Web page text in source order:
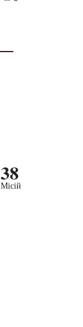
38
Місій